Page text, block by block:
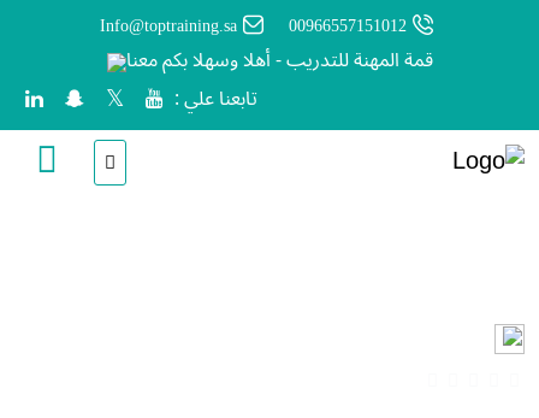
00966557151012
Info@toptraining.sa
قمة المهنة للتدريب - أهلا وسهلا بكم معنا
تابعنا علي :